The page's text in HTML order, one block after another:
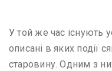
У той же час існують
описані в яких події
старовину. Одним з